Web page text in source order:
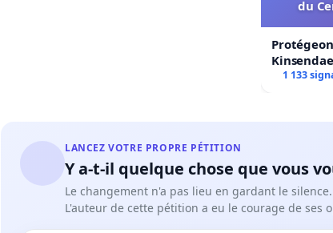
du
Centre
1 133
LANCEZ VOTRE PROPRE PÉTITION
Y a-t-il quelque chose que vous
Le changement n'a pas lieu en gardant le silence.
L'auteur de cette pétition a eu le courage de ses